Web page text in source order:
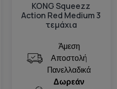
KONG Squeezz
Action Red Medium 3
τεμάχια
Άμεση
Αποστολή
Πανελλαδικά
Δωρεάν